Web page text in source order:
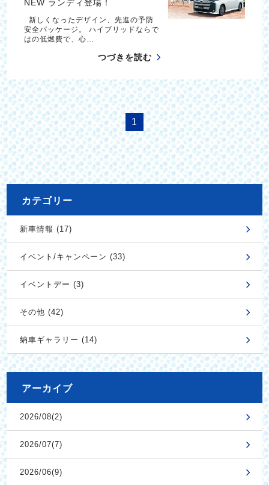
NEW ランディ登場！
新しくなったデザイン、先進の予防
安全パッケージ。 ハイブリッドならで
はの低燃費で、心…
つづきを読む
1
カテゴリー
新車情報 (17)
イベント/キャンペーン (33)
イベントデー (3)
その他 (42)
納車ギャラリー (14)
アーカイブ
2026/08(2)
2026/07(7)
2026/06(9)